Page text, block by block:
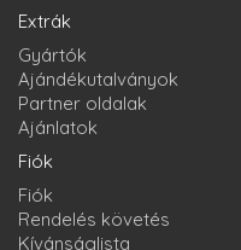
Extrák
Gyártók
Ajándékutalványok
Partner oldalak
Ajánlatok
Fiók
Fiók
Rendelés követés
Kívánságlista